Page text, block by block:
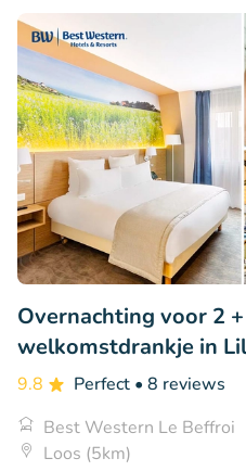
Overnachting voor 2
welkomstdrankje in
9.8 Perfect • 8 reviews
Best Western Le Beffroi
Loos (5km)